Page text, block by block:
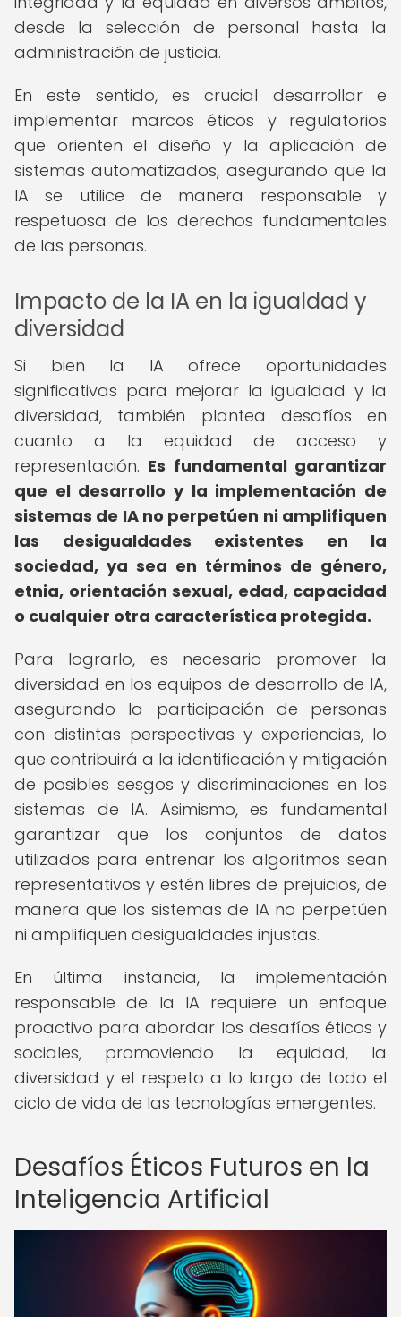
desde la selección de personal hasta la
administración de justicia.
En este sentido, es crucial desarrollar e
implementar marcos éticos y regulatorios
que orienten el diseño y la aplicación de
sistemas automatizados, asegurando que la
IA se utilice de manera responsable y
respetuosa de los derechos fundamentales
de las personas.
Impacto de la IA en la igualdad y
diversidad
Si bien la IA ofrece oportunidades
significativas para mejorar la igualdad y la
diversidad, también plantea desafíos en
cuanto a la equidad de acceso y
representación. Es fundamental garantizar
que el desarrollo y la implementación de
sistemas de IA no perpetúen ni amplifiquen
las desigualdades existentes en la
sociedad, ya sea en términos de género,
etnia, orientación sexual, edad, capacidad
o cualquier otra característica protegida.
Para lograrlo, es necesario promover la
diversidad en los equipos de desarrollo de IA,
asegurando la participación de personas
con distintas perspectivas y experiencias, lo
que contribuirá a la identificación y mitigación
de posibles sesgos y discriminaciones en los
sistemas de IA. Asimismo, es fundamental
garantizar que los conjuntos de datos
utilizados para entrenar los algoritmos sean
representativos y estén libres de prejuicios, de
manera que los sistemas de IA no perpetúen
ni amplifiquen desigualdades injustas.
En última instancia, la implementación
responsable de la IA requiere un enfoque
proactivo para abordar los desafíos éticos y
sociales, promoviendo la equidad, la
diversidad y el respeto a lo largo de todo el
ciclo de vida de las tecnologías emergentes.
Desafíos Éticos Futuros en la
Inteligencia Artificial